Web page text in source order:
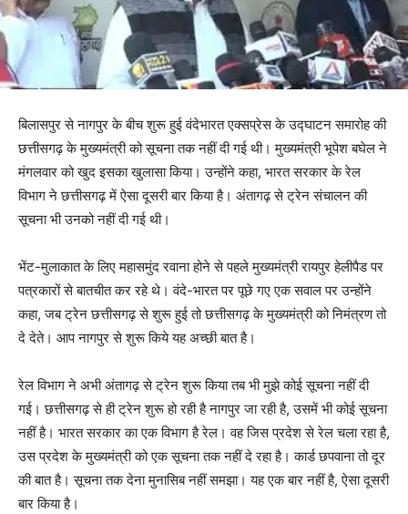
बिलासपुर से नागपुर के बीच शुरू हुई वंदेभारत एक्सप्रेस के उद्घाटन समारोह की
छत्तीसगढ़ के मुख्यमंत्री को सूचना तक नहीं दी गई थी। मुख्यमंत्री भूपेश बघेल ने
मंगलवार को खुद इसका खुलासा किया। उन्होंने कहा, भारत सरकार के रेल
विभाग ने छत्तीसगढ़ में ऐसा दूसरी बार किया है। अंतागढ़ से ट्रेन संचालन की
सूचना भी उनको नहीं दी गई थी।
भेंट-मुलाकात के लिए महासमुंद रवाना होने से पहले मुख्यमंत्री रायपुर हेलीपैड पर
पत्रकारों से बातचीत कर रहे थे। वंदे-भारत पर पूछे गए एक सवाल पर उन्होंने
कहा, जब ट्रेन छत्तीसगढ़ से शुरू हुई तो छत्तीसगढ़ के मुख्यमंत्री को निमंत्रण तो
दे देते। आप नागपुर से शुरू किये यह अच्छी बात है।
रेल विभाग ने अभी अंतागढ़ से ट्रेन शुरू किया तब भी मुझे कोई सूचना नहीं दी
गई। छत्तीसगढ़ से ही ट्रेन शुरू हो रही है नागपुर जा रही है, उसमें भी कोई सूचना
नहीं है। भारत सरकार का एक विभाग है रेल। वह जिस प्रदेश से रेल चला रहा है,
उस प्रदेश के मुख्यमंत्री को एक सूचना तक नहीं दे रहा है। कार्ड छपवाना तो दूर
की बात है। सूचना तक देना मुनासिब नहीं समझा। यह एक बार नहीं है, ऐसा दूसरी
बार किया है।